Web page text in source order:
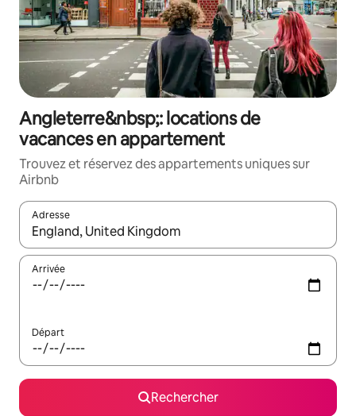
Angleterre&nbsp;: locations de
vacances en appartement
Trouvez et réservez des appartements uniques sur
Airbnb
Adresse
Lorsque les résultats s'affichent, utilisez les flèches vers le
Arrivée
Départ
Rechercher